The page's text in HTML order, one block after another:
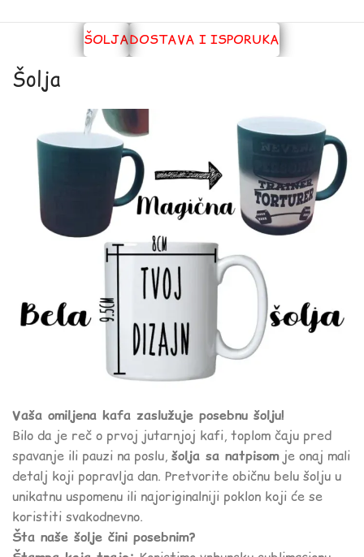
ŠOLJADOSTAVA I ISPORUKA
Šolja
Vaša omiljena kafa zaslužuje posebnu šolju!
Bilo da je reč o prvoj jutarnjoj kafi, toplom čaju pred
spavanje ili pauzi na poslu, šolja sa natpisomje onaj mali
detalj koji popravlja dan. Pretvorite običnu belu šolju u
unikatnu uspomenu ili najoriginalniji poklon koji će se
koristiti svakodnevno.
Šta naše šolje čini posebnim?